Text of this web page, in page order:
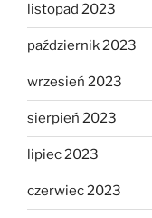
listopad 2023
październik 2023
wrzesień 2023
sierpień 2023
lipiec 2023
czerwiec 2023